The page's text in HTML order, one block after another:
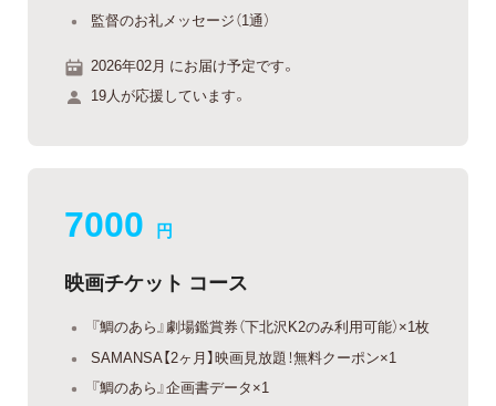
監督のお礼メッセージ（1通）
2026年02月 にお届け予定です。
19人が応援しています。
7000 円
映画チケット コース
『鯛のあら』劇場鑑賞券（下北沢K2のみ利用可能）×1枚
SAMANSA【2ヶ月】映画見放題！無料クーポン×1
『鯛のあら』企画書データ×1